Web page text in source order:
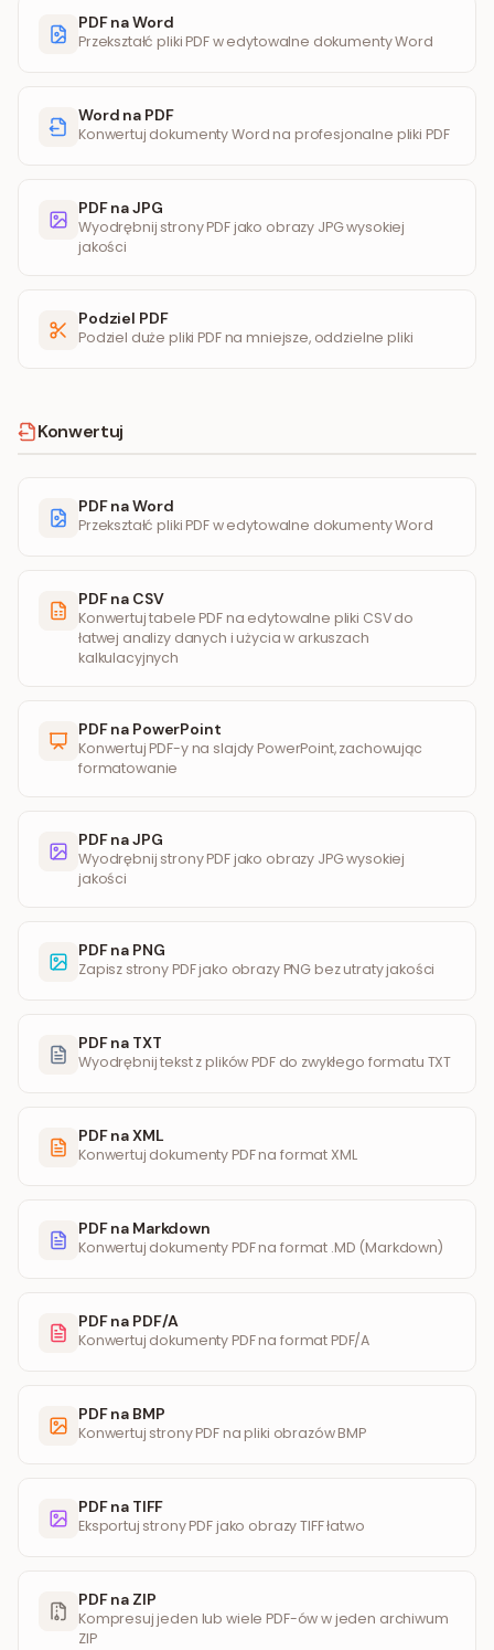
PDF na Word
Przekształć pliki PDF w edytowalne dokumenty Word
Word na PDF
Konwertuj dokumenty Word na profesjonalne pliki PDF
PDF na JPG
Wyodrębnij strony PDF jako obrazy JPG wysokiej
jakości
Podziel PDF
Podziel duże pliki PDF na mniejsze, oddzielne pliki
Konwertuj
PDF na Word
Przekształć pliki PDF w edytowalne dokumenty Word
PDF na CSV
Konwertuj tabele PDF na edytowalne pliki CSV do
łatwej analizy danych i użycia w arkuszach
kalkulacyjnych
PDF na PowerPoint
Konwertuj PDF-y na slajdy PowerPoint, zachowując
formatowanie
PDF na JPG
Wyodrębnij strony PDF jako obrazy JPG wysokiej
jakości
PDF na PNG
Zapisz strony PDF jako obrazy PNG bez utraty jakości
PDF na TXT
Wyodrębnij tekst z plików PDF do zwykłego formatu TXT
PDF na XML
Konwertuj dokumenty PDF na format XML
PDF na Markdown
Konwertuj dokumenty PDF na format .MD (Markdown)
PDF na PDF/A
Konwertuj dokumenty PDF na format PDF/A
PDF na BMP
Konwertuj strony PDF na pliki obrazów BMP
PDF na TIFF
Eksportuj strony PDF jako obrazy TIFF łatwo
PDF na ZIP
Kompresuj jeden lub wiele PDF-ów w jeden archiwum
ZIP